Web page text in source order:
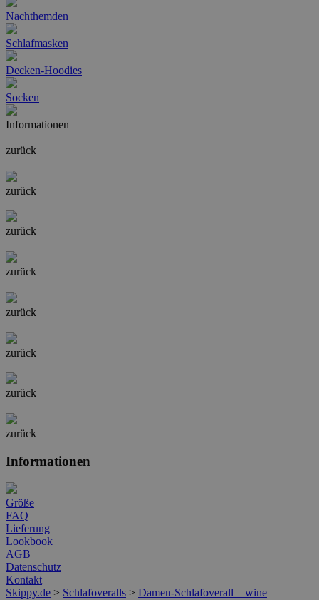
Nachthemden
Schlafmasken
Decken-Hoodies
Socken
Informationen
zurück
zurück
zurück
zurück
zurück
zurück
zurück
zurück
Informationen
Größe
FAQ
Lieferung
Lookbook
AGB
Datenschutz
Kontakt
Skippy.de > Schlafoveralls > Damen-Schlafoverall – wine